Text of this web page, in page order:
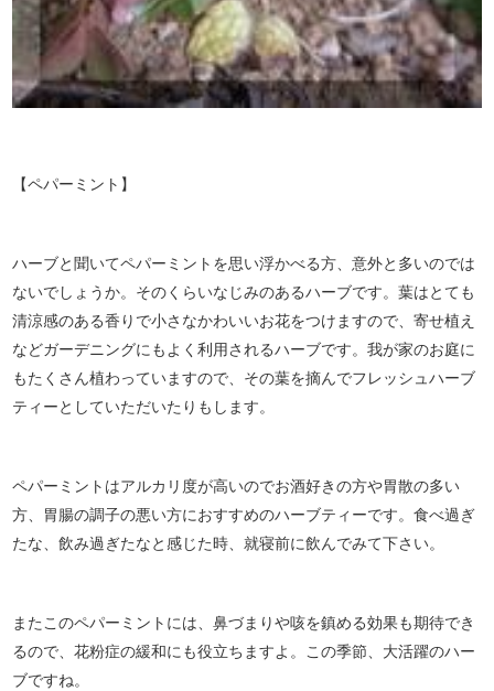
【ペパーミント】
ハーブと聞いてペパーミントを思い浮かべる方、意外と多いのでは
ないでしょうか。そのくらいなじみのあるハーブです。葉はとても
清涼感のある香りで小さなかわいいお花をつけますので、寄せ植え
などガーデニングにもよく利用されるハーブです。我が家のお庭に
もたくさん植わっていますので、その葉を摘んでフレッシュハーブ
ティーとしていただいたりもします。
ペパーミントはアルカリ度が高いのでお酒好きの方や胃散の多い
方、胃腸の調子の悪い方におすすめのハーブティーです。食べ過ぎ
たな、飲み過ぎたなと感じた時、就寝前に飲んでみて下さい。
またこのペパーミントには、鼻づまりや咳を鎮める効果も期待でき
るので、花粉症の緩和にも役立ちますよ。この季節、大活躍のハー
ブですね。